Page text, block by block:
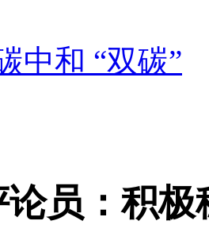
中和 “双碳”
员：积